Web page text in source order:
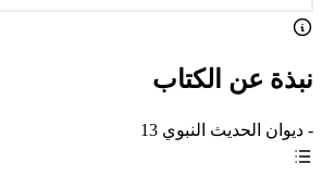
نبذة عن الكتاب
- ديوان الحديث النبوي 13